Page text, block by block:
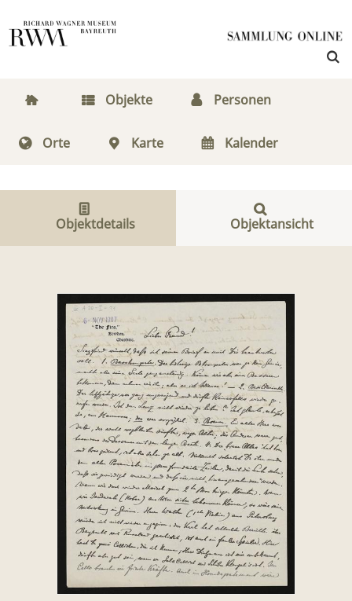
Objekte Personen
Orte Karte Kalender
Objektdetails Objektansicht